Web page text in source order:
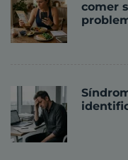
comer